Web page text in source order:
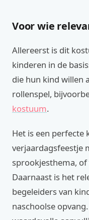
Voor wie
Allereerst is dit
kinderen in de
die hun kind willen
rollenspel,
kostuum.
Het is een perfecte
verjaardagsfeestje
sprookjesthema,
Daarnaast is het
begeleiders van
naschoolse